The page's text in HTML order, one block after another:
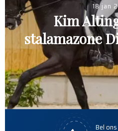
Hengsten
Nieuws
Over ons
Contact
18 jan
Kim
stalamazone
Bel ons